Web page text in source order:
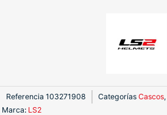
Referencia 103271908 Categorías Cascos,
Marca: LS2